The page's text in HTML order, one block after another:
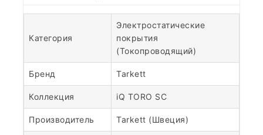
Категория
Электростатические
покрытия
(Токопроводящий)
Бренд Tarkett
Коллекция iQ TORO SC
Производитель Tarkett (Швеция)